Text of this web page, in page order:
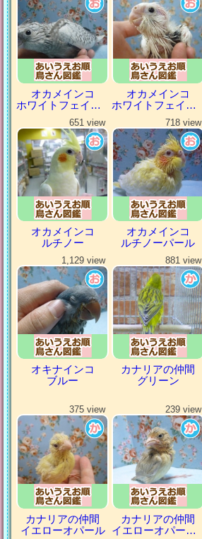
オカメインコ
ホワイトフェイスパール
オカメインコ
ホワイトフェイスパイド
651 view
オカメインコ
ルチノー
718 view
オカメインコ
ルチノーパール
1,129 view
オキナインコ
ブルー
881 view
カナリアの仲間
グリーン
375 view
カナリアの仲間
イエローオパール
239 view
カナリアの仲間
イエローオパールシナモン